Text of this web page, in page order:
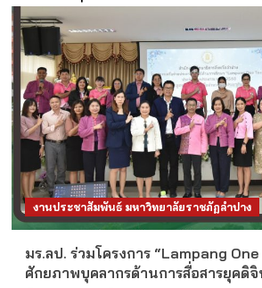
งานประชาสัมพันธ์ มหาวิทยาลัยราชภัฏลำปาง
มร.ลป. ร่วมโครงการ “Lampang
ศักยภาพบุคลากรด้านการสื่อสารยุคดิจิ